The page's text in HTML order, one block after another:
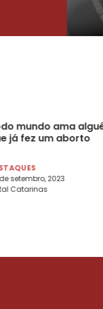
mundo ama
já fez um aborto
setembro, 2023
Catarinas